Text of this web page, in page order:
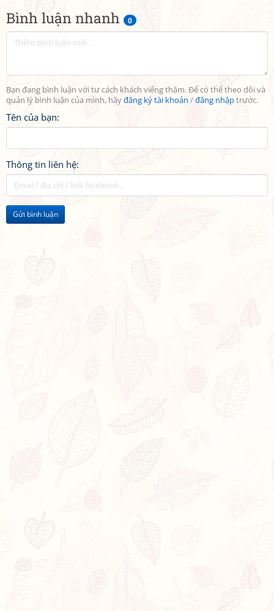
Bình luận nhanh 0
Bạn đang bình luận với tư cách khách viếng thăm. Để có thể theo dõi và
quản lý bình luận của mình, hãyđăng ký tài khoản /đăng nhậptrước.
Tên của bạn:
Thông tin liên hệ:
Gửi bình luận